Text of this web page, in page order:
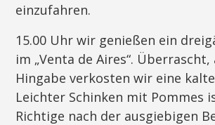
einzufahren.
15.00 Uhr wir genießen ein
im „Venta de Aires“.
Hingabe verkosten wir eine
Leichter Schinken mit Pommes
Richtige nach der ausgiebigen